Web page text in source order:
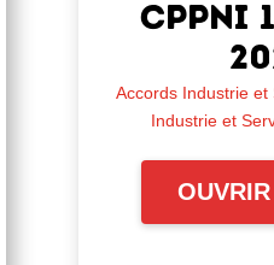
CPPNI
Accords Industrie et
Industrie et